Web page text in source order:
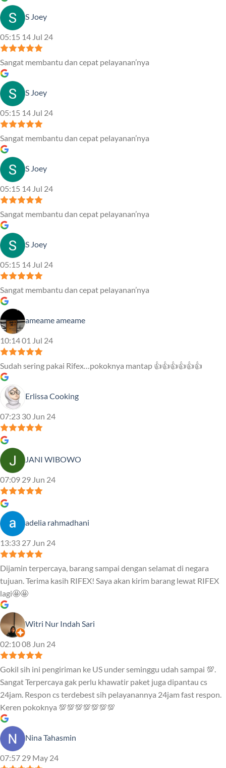
S Joey
05:15 14 Jul 24
Sangat membantu dan cepat pelayanan’nya
S Joey
05:15 14 Jul 24
Sangat membantu dan cepat pelayanan’nya
S Joey
05:15 14 Jul 24
Sangat membantu dan cepat pelayanan’nya
S Joey
05:15 14 Jul 24
Sangat membantu dan cepat pelayanan’nya
ameame ameame
10:14 01 Jul 24
Sudah sering pakai Rifex…pokoknya mantap 👍👍👍👍👍👍
Erlissa Cooking
07:23 30 Jun 24
JANI WIBOWO
07:09 29 Jun 24
adelia rahmadhani
13:33 27 Jun 24
Dijamin terpercaya, barang sampai dengan selamat di negara
tujuan. Terima kasih RIFEX! Saya akan kirim barang lewat RIFEX
lagi🤩🤩
Witri Nur Indah Sari
02:10 08 Jun 24
Gokil sih ini pengiriman ke US under seminggu udah sampai 💯.
Sangat Terpercaya gak perlu khawatir paket juga dipantau cs
24jam. Respon cs terdebest sih pelayanannya 24jam fast respon.
Keren pokoknya 💯💯💯💯💯💯💯
Nina Tahasmin
07:57 29 May 24